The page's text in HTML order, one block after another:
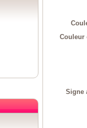
Couleur
Signe